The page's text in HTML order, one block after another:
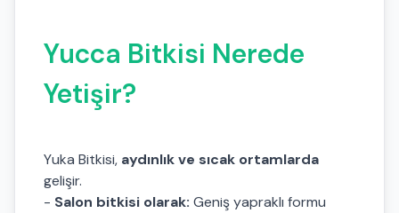
Yucca Bitkisi Nerede
Yetişir?
Yuka Bitkisi, aydınlık ve sıcak ortamlarda
gelişir.
- Salon bitkisi olarak: Geniş yapraklı formu